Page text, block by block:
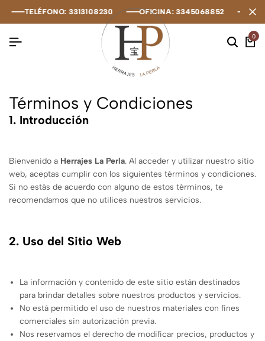
TELÉFONO: 3313108230 OFICINA: 3345068852
TELÉFONO: 3313108230 OFICINA: 3345068852
TELÉFONO: 3313108230 OFICINA: 3345068852
0
Términos y Condiciones
1. Introducción
Bienvenido a Herrajes La Perla. Al acceder y utilizar nuestro sitio
web, aceptas cumplir con los siguientes términos y condiciones.
Si no estás de acuerdo con alguno de estos términos, te
recomendamos que no utilices nuestros servicios.
2. Uso del Sitio Web
La información y contenido de este sitio están destinados
para brindar detalles sobre nuestros productos y servicios.
No está permitido el uso de nuestros materiales con fines
comerciales sin autorización previa.
Nos reservamos el derecho de modificar precios, productos y